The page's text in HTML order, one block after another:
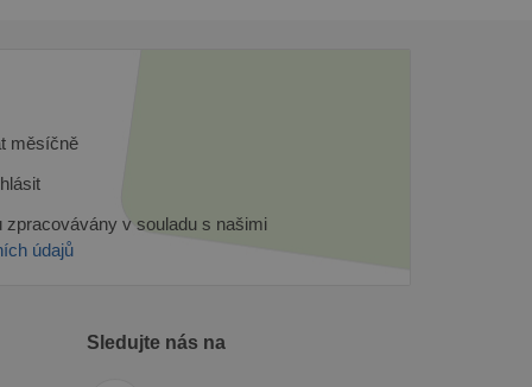
měsíčně
zpracovávány v souladu s našimi
údajů
Sledujte nás na
vložených videí.
informace o tom,
kterou koncový
vlastní společnost
soubory cookie.